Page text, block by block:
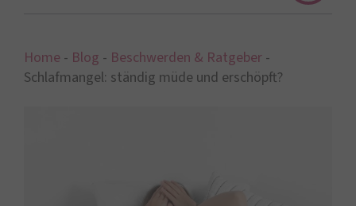
Home - Blog - Beschwerden & Ratgeber -
Schlafmangel: ständig müde und erschöpft?